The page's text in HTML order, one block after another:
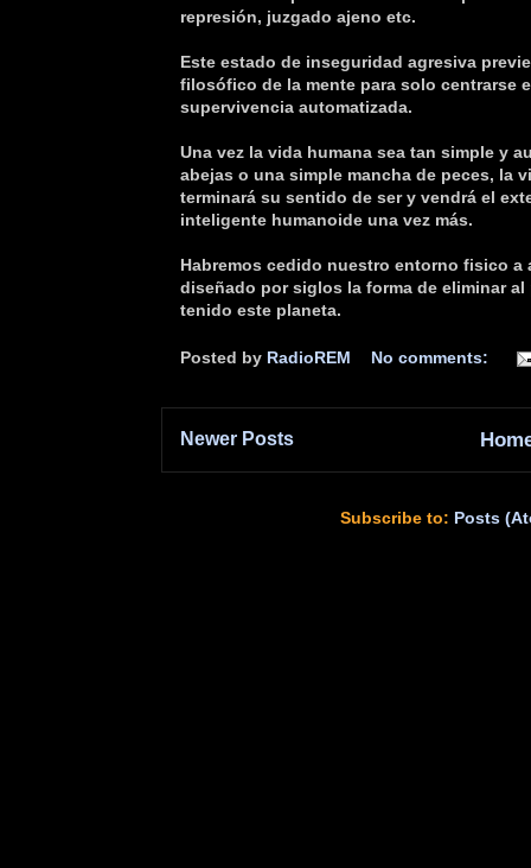
represión, juzgado ajeno etc.
Este estado de inseguridad agresiva
filosófico de la mente para solo centrarse
supervivencia automatizada.
Una vez la vida humana sea tan simple y
abejas o una simple mancha de peces, la
terminará su sentido de ser y vendrá el
inteligente humanoide una vez más.
Habremos cedido nuestro entorno fisico a
diseñado por siglos la forma de eliminar
tenido este planeta.
Posted by RadioREM No comments:
Newer Posts
Subscribe to: Posts